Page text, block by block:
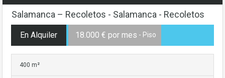
Salamanca – Recoletos - Salamanca - Recoletos
En Alquiler 18.000 € por mes - Piso
400 m²